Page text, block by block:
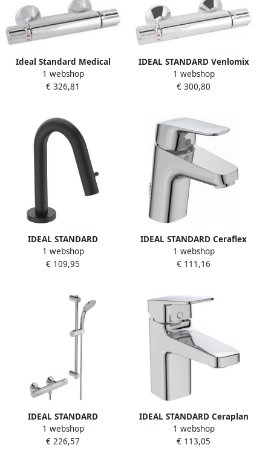
Ideal Standard Medical
Therm New douchekraan
thermostatisch met
chroom A5642AA
1 webshop
€ 326,81
IDEAL STANDARD Venlomix
Medical douchethermostaat
z. omstel z. koppelingen
1 webshop
€ 300,80
IDEAL STANDARD
IdealStream fonteinkraan
met hoge uitloop 125mm
1 webshop
€ 109,95
IDEAL STANDARD Ceraflex
wastafelkraan met ketting
chroom B1709AA
1 webshop
€ 111,16
IDEAL STANDARD
Ceratherm T25
douchetherm met IdealRain
1 webshop
€ 226,57
IDEAL STANDARD Ceraplan
wastafelmengkraan
1greeps vast gegoten
1 webshop
€ 113,05